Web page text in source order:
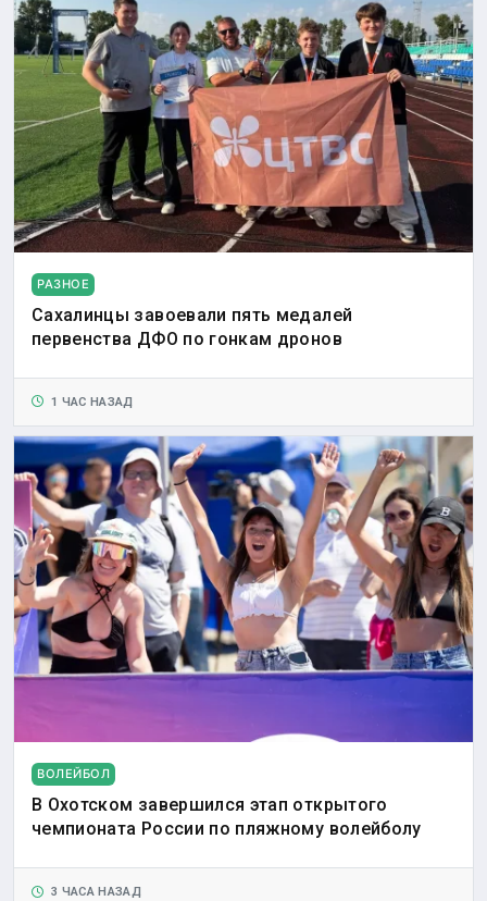
РАЗНОЕ
Сахалинцы завоевали пять медалей
первенства ДФО по гонкам дронов
1 ЧАС НАЗАД
ВОЛЕЙБОЛ
В Охотском завершился этап открытого
чемпионата России по пляжному волейболу
3 ЧАСА НАЗАД